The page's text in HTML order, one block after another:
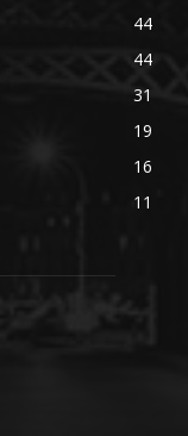
44
44
31
19
16
11